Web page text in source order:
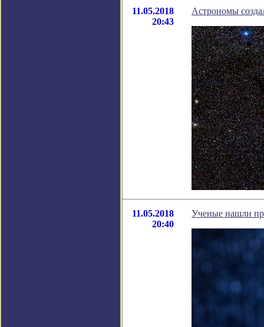
11.05.2018
20:43
Астрономы
11.05.2018
20:40
Ученые нашли